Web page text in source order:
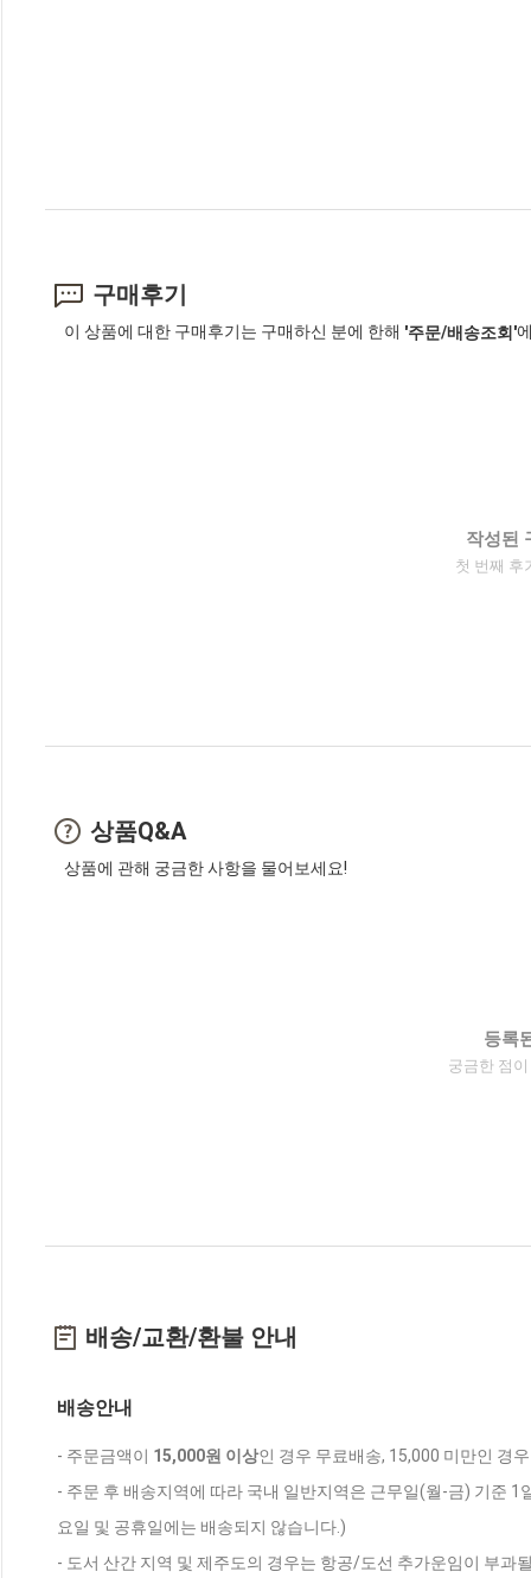
구매후기
이 상품에 대한 구매후기는 구매하신 분에 한해 '주문/배송조회'
작성된
첫 번째 후
상품Q&A
상품에 관해 궁금한 사항을 물어보세요!
등록
궁금한 점
배송/교환/환불 안내
배송안내
- 주문금액이 15,000원 이상인 경우 무료배송, 15,000 미만인 경
- 주문 후 배송지역에 따라 국내 일반지역은 근무일(월-금) 기준
요일 및 공휴일에는 배송되지 않습니다.)
- 도서 산간 지역 및 제주도의 경우는 항공/도선 추가운임이 부과